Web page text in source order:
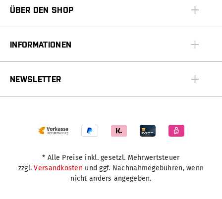
ÜBER DEN SHOP
INFORMATIONEN
NEWSLETTER
* Alle Preise inkl. gesetzl. Mehrwertsteuer
zzgl.Versandkosten und ggf. Nachnahmegebühren, wenn
nicht anders angegeben.